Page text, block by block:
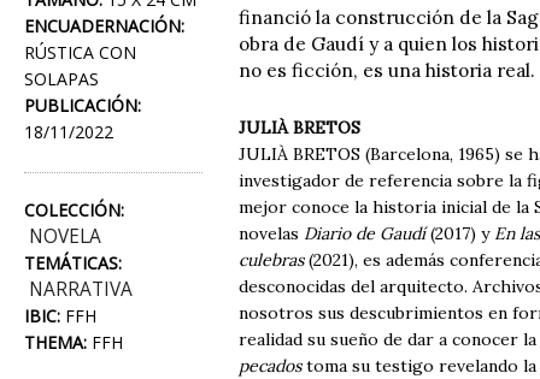
ENCUADERNACIÓN:
RÚSTICA CON
SOLAPAS
PUBLICACIÓN:
18/11/2022
COLECCIÓN:
NOVELA
TEMÁTICAS:
NARRATIVA
IBIC: FFH
THEMA: FFH
financió la construcción de la
obra de Gaudí y a quien los
no es ficción, es una historia real.
JULIÀ BRETOS
JULIÀ BRETOS (Barcelona, 1965)
investigador de referencia sobre la
mejor conoce la historia inicial de la
novelas Diario de Gaudí(2017) y En
culebras(2021), es además
desconocidas del arquitecto.
nosotros sus descubrimientos en
realidad su sueño de dar a conocer
pecadostoma su testigo revelando la